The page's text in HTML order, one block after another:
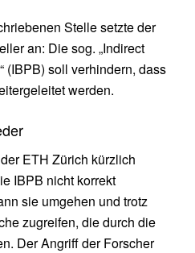
Stelle setzte der
an: Die sog. „Indirect
(IBPB) soll verhindern, dass
werden.
ETH Zürich kürzlich
IBPB nicht korrekt
sie umgehen und trotz
zugreifen, die durch die
Der Angriff der Forscher